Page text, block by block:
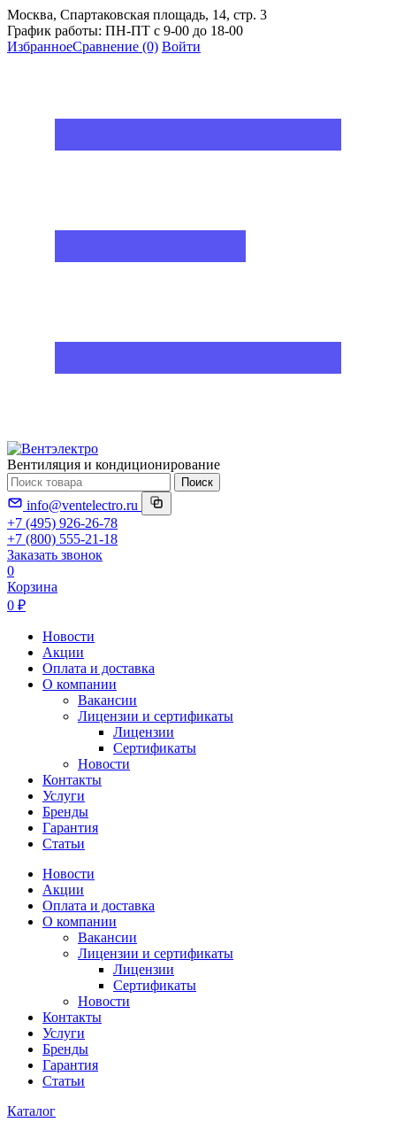
Москва, Спартаковская площадь, 14, стр. 3
График работы: ПН-ПТ с 9-00 до 18-00
ИзбранноеСравнение (0) Войти
Вентиляция и кондиционирование
Поиск
info@ventelectro.ru
+7 (495) 926-26-78
+7 (800) 555-21-18
Заказать звонок
0
Корзина
0 ₽
Новости
Акции
Оплата и доставка
О компании
Вакансии
Лицензии и сертификаты
Лицензии
Сертификаты
Новости
Контакты
Услуги
Бренды
Гарантия
Статьи
Новости
Акции
Оплата и доставка
О компании
Вакансии
Лицензии и сертификаты
Лицензии
Сертификаты
Новости
Контакты
Услуги
Бренды
Гарантия
Статьи
Каталог